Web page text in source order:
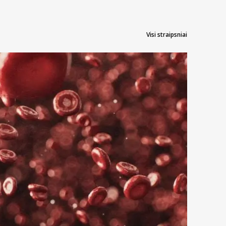
inkstų funkcijos sutrikimui vartoti draudžiama.
kepenų funkcijos sutrikimui vartoti
vartoti dvigubos dozės norint kompensuoti
Visi straipsniai